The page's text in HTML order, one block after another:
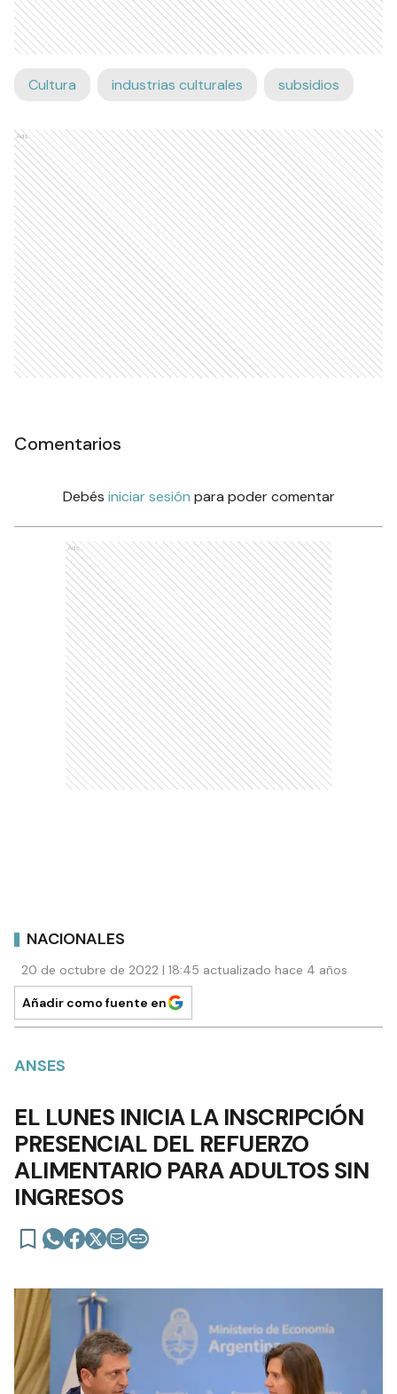
Cultura industrias culturales subsidios
Ads
Comentarios
Debés iniciar sesión para poder comentar
Ads
NACIONALES
20 de octubre de 2022 | 18:45 actualizado hace 4 años
Añadir como fuente en
ANSES
EL LUNES INICIA LA INSCRIPCIÓN
PRESENCIAL DEL REFUERZO
ALIMENTARIO PARA ADULTOS SIN
INGRESOS